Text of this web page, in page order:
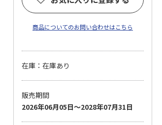
商品についてのお問い合わせはこちら
在庫：在庫あり
販売期間
2026年06月05日～2028年07月31日